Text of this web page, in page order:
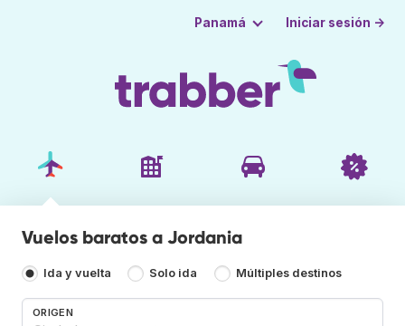
Panamá Iniciar sesión →
Vuelos baratos a Jordania
Ida y vuelta Solo ida Múltiples destinos
ORIGEN